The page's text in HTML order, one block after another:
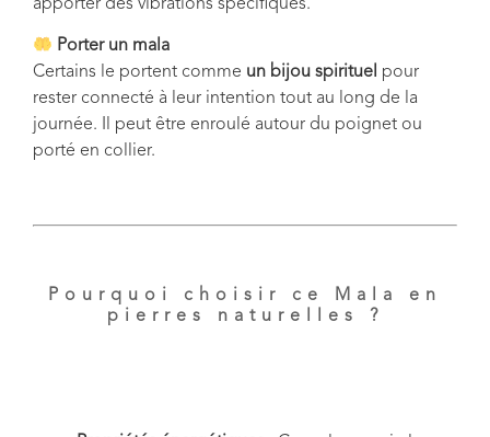
apporter des vibrations spécifiques.
Porter un mala
Certains le portent comme un bijou spirituel pour
rester connecté à leur intention tout au long de la
journée. Il peut être enroulé autour du poignet ou
porté en collier.
Pourquoi choisir ce Mala en
pierres naturelles ?